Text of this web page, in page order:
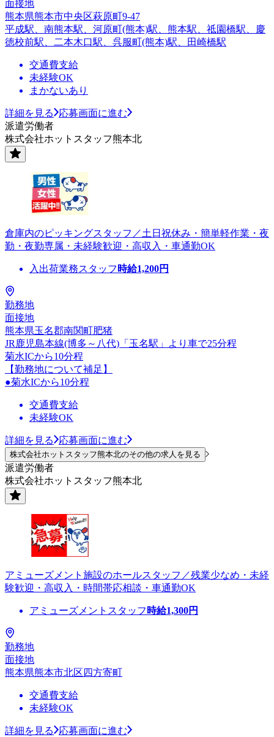
面接地
熊本県熊本市中央区萩原町9-47
平成駅、南熊本駅、河原町(熊本)駅、熊本駅、祗園橋駅、慶
徳校前駅、二本木口駅、呉服町(熊本)駅、田崎橋駅
交通費支給
未経験OK
まかないあり
詳細を見る
応募画面に進む
派遣労働者
株式会社ホットスタッフ熊本北
倉庫内のピッキングスタッフ／土日祝休み・簡単軽作業・夜
勤・夜勤専属・未経験歓迎・高収入・車通勤OK
入出荷業務スタッフ 時給1,200円
勤務地
面接地
熊本県玉名郡南関町肥猪
JR鹿児島本線(博多～八代)「玉名駅」より車で25分程
菊水ICから10分程
【勤務地について補足】
●菊水ICから10分程
交通費支給
未経験OK
詳細を見る 応募画面に進む
株式会社ホットスタッフ熊本北のその他の求人を見る
派遣労働者
株式会社ホットスタッフ熊本北
アミューズメント施設のホールスタッフ／残業少なめ・未経
験歓迎・高収入・時間帯応相談・車通勤OK
アミューズメントスタッフ 時給1,300円
勤務地
面接地
熊本県熊本市北区四方寄町
交通費支給
未経験OK
詳細を見る
応募画面に進む